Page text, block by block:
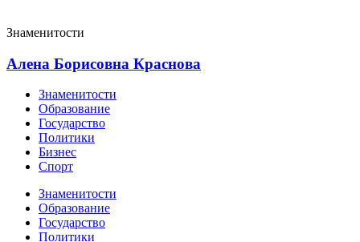
Знаменитости
Алена Борисовна Краснова
Знаменитости
Образование
Государство
Политики
Бизнес
Спорт
Знаменитости
Образование
Государство
Политики